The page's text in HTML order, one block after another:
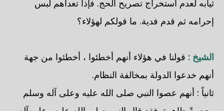
ثيابه لعدم استخراج تصريح الحج. فإذا تعداهم لبس
إحرامه ثم قدم فدية. ما قولكم لهؤلاء؟
الشيخ : قولنا في هؤلاء أنهم أخطئوا ، أخطئوا من جهة
أنهم خدعوا الدولة بمخالفة النظام.
ثانياً : أنهم عصوا النبي صلى الله عليه وعلى آله وسلم